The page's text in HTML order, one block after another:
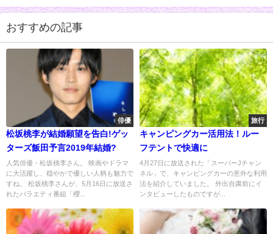
おすすめの記事
俳優
松坂桃李が結婚願望を告白!ゲッ
ターズ飯田予言2019年結婚?
人気俳優・松坂桃李さん。 映画やドラマ
に大活躍し、穏やかで優しい人柄も魅力で
すね。 松坂桃李さんが、5月16日に放送さ
れたバラエティ番組「櫻...
旅行
キャンピングカー活用法！ルー
フテントで快適に
4月27日に放送された「スーパーJチャン
ネル」で、キャンピングカーの意外な利用
法を紹介していました。 外出自粛前にイ
ンタビューしたものですが...